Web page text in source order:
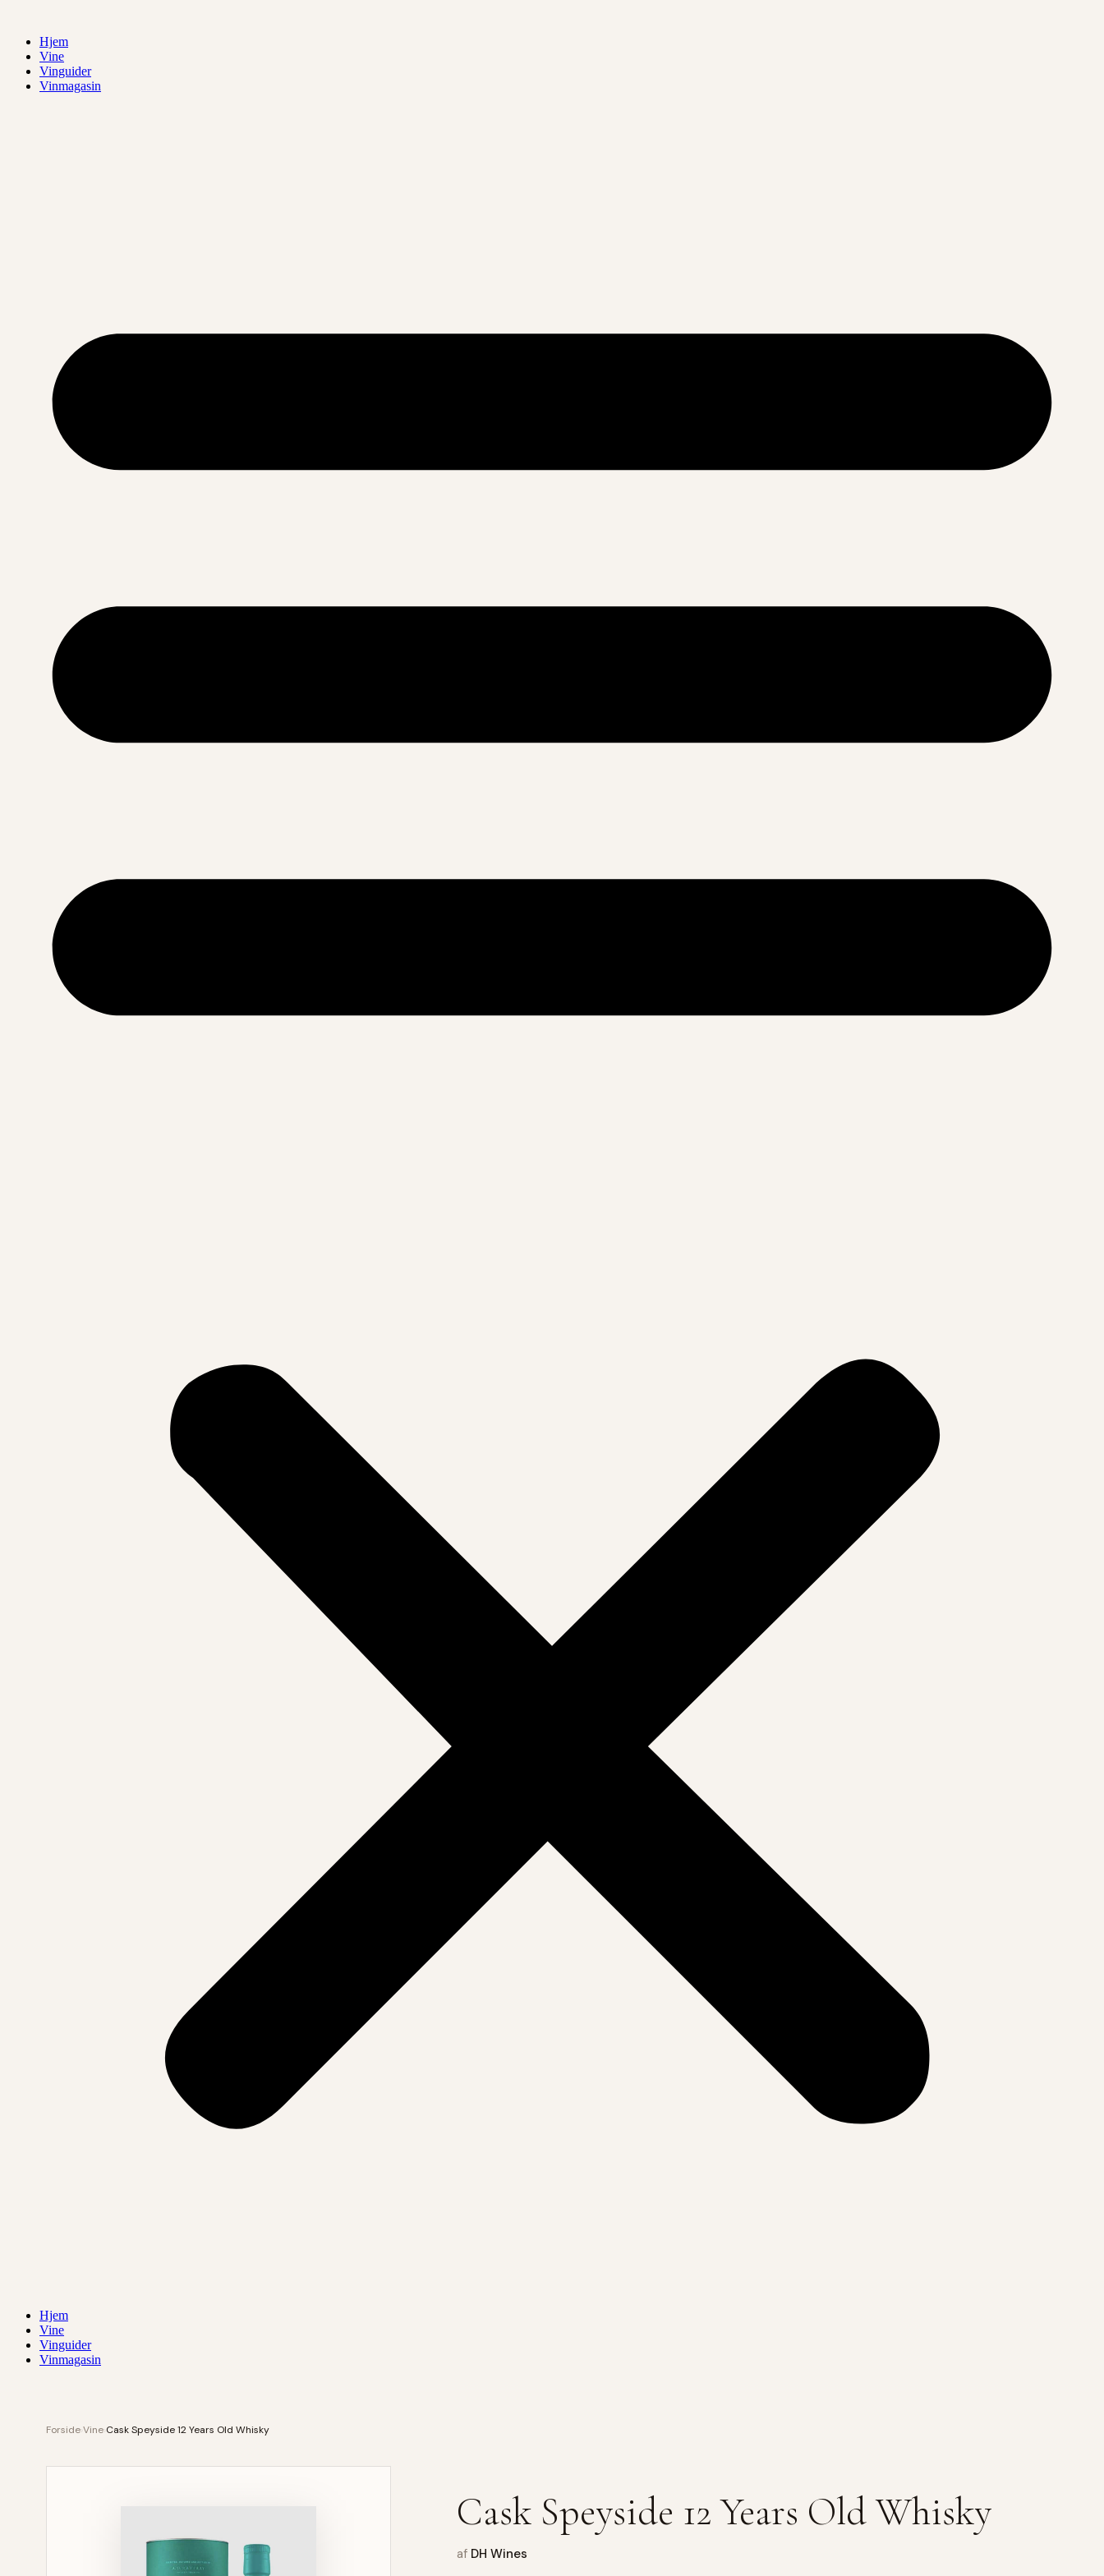
indholdHjem
Vine
Vinguider
Vinmagasin
Hjem
Vine
Vinguider
Vinmagasin
ForsideVine Cask Speyside 12 Years Old Whisky
Cask Speyside 12 Years Old Whisky
af DH Wines